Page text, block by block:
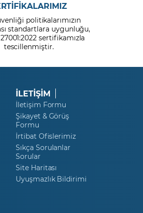
politikalarımızın
standartlara uygunluğu,
sertifikamızla
tescillenmiştir.
İLETİŞİM
İletişim Formu
Şikayet & Görüş
Formu
İrtibat Ofislerimiz
Sıkça Sorulanlar
Sorular
Site Haritası
Uyuşmazlık Bildirimi